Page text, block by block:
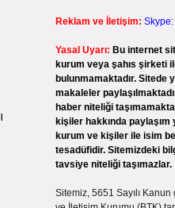
Reklam ve İletişim:
Yasal Uyarı: Bu internet
kurum veya şahıs şirketi
bulunmamaktadır. Sitede
makaleler
haber niteliği
kişiler hakkında paylaşım
kurum ve kişiler ile isim
tesadüfidir. Sitemizdeki
tavsiye niteliği taşımazlar.
Sitemiz, 5651 Sayılı